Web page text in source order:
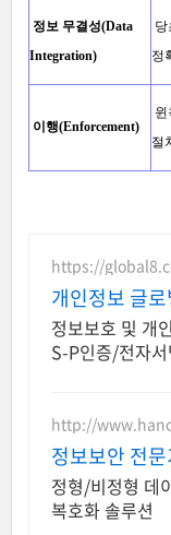
정보 무결성(Data
Integration)
당
정
이행(Enforcement)
윈
절
https://
개인정보 글
정보보호 및 개
S-P인증/전자
http://
정보보안 전문
B암호화 솔루
정형/비정형 데
복호화 솔루션